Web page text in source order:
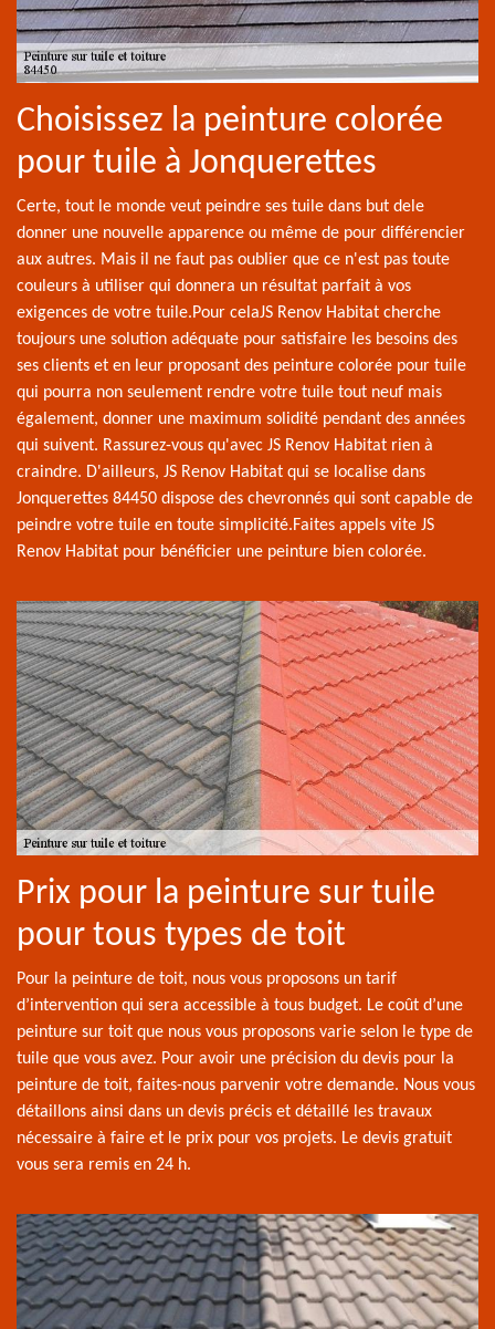
Choisissez la peinture colorée
pour tuile à Jonquerettes
Certe, tout le monde veut peindre ses tuile dans but dele
donner une nouvelle apparence ou même de pour différencier
aux autres. Mais il ne faut pas oublier que ce n'est pas toute
couleurs à utiliser qui donnera un résultat parfait à vos
exigences de votre tuile.Pour celaJS Renov Habitat cherche
toujours une solution adéquate pour satisfaire les besoins des
ses clients et en leur proposant des peinture colorée pour tuile
qui pourra non seulement rendre votre tuile tout neuf mais
également, donner une maximum solidité pendant des années
qui suivent. Rassurez-vous qu'avec JS Renov Habitat rien à
craindre. D'ailleurs, JS Renov Habitat qui se localise dans
Jonquerettes 84450 dispose des chevronnés qui sont capable de
peindre votre tuile en toute simplicité.Faites appels vite JS
Renov Habitat pour bénéficier une peinture bien colorée.
Prix pour la peinture sur tuile
pour tous types de toit
Pour la peinture de toit, nous vous proposons un tarif
d’intervention qui sera accessible à tous budget. Le coût d’une
peinture sur toit que nous vous proposons varie selon le type de
tuile que vous avez. Pour avoir une précision du devis pour la
peinture de toit, faites-nous parvenir votre demande. Nous vous
détaillons ainsi dans un devis précis et détaillé les travaux
nécessaire à faire et le prix pour vos projets. Le devis gratuit
vous sera remis en 24 h.